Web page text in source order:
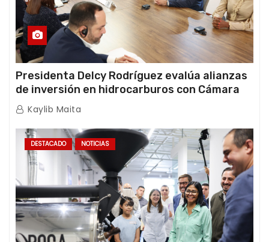
Presidenta Delcy Rodríguez evalúa alianzas
de inversión en hidrocarburos con Cámara
Africana de Energía
Kaylib Maita
DESTACADO NOTICIAS